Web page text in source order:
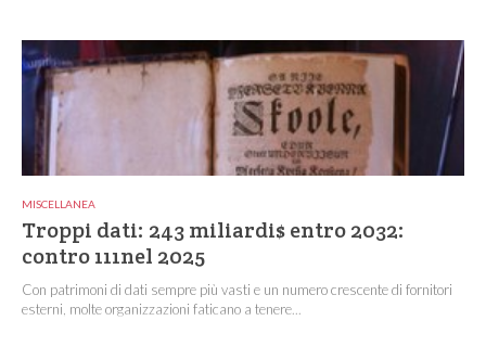
MISCELLANEA
Troppi dati: 243 miliardi$ entro 2032:
contro 111nel 2025
Con patrimoni di dati sempre più vasti e un numero crescente di fornitori
esterni, molte organizzazioni faticano a tenere...